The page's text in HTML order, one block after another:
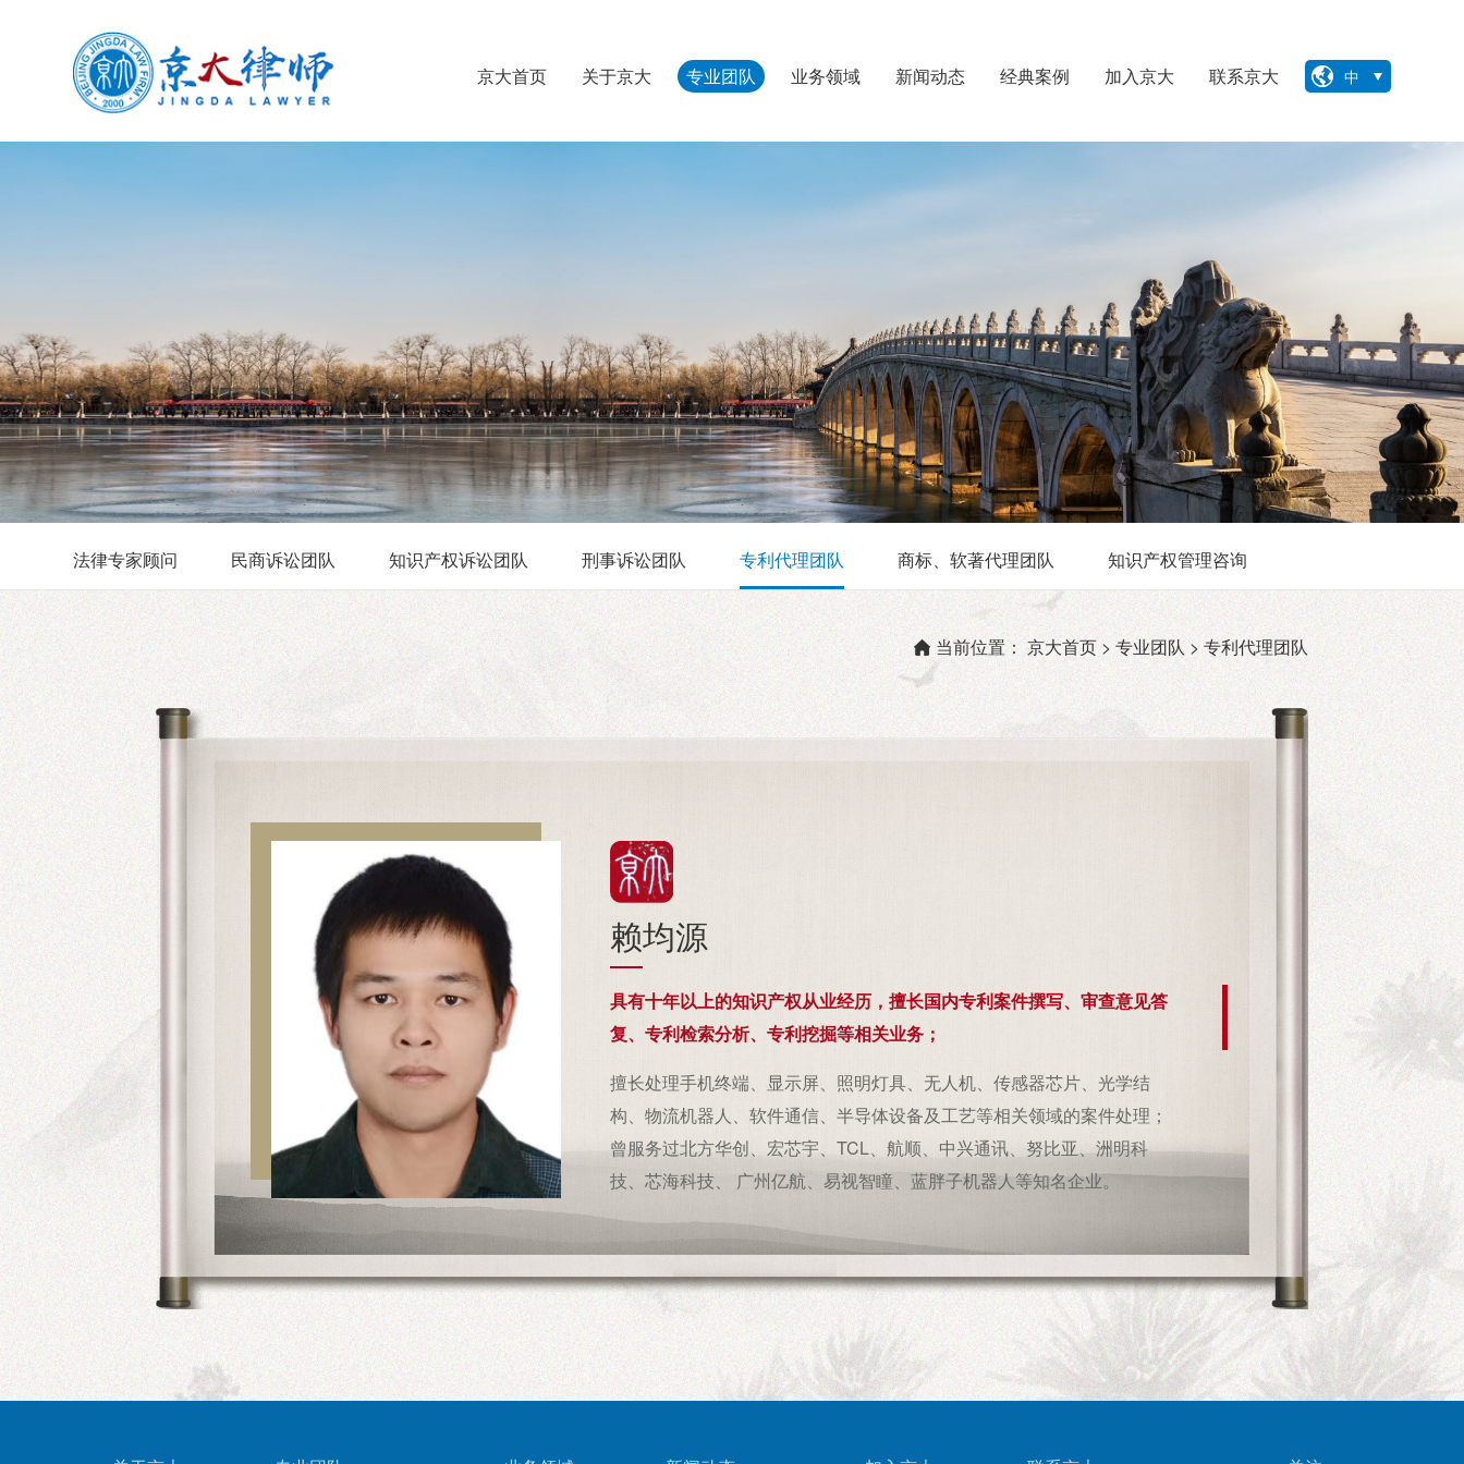
中
京大首页 关于京大 专业团队 业务领域 新闻动态 经典案例 加入京大 联系京大
法律专家顾问 民商诉讼团队 知识产权诉讼团队 刑事诉讼团队 专利代理团队 商标、软著代理团队 知识产权管理咨询
当前位置：京大首页 > 专业团队 >专利代理团队
赖均源
具有十年以上的知识产权从业经历，擅长国内专利案件撰写、审查意见答
复、专利检索分析、专利挖掘等相关业务；
擅长处理手机终端、显示屏、照明灯具、无人机、传感器芯片、光学结
构、物流机器人、软件通信、半导体设备及工艺等相关领域的案件处理；
曾服务过北方华创、宏芯宇、TCL、航顺、中兴通讯、努比亚、洲明科
技、芯海科技、 广州亿航、易视智瞳、蓝胖子机器人等知名企业。